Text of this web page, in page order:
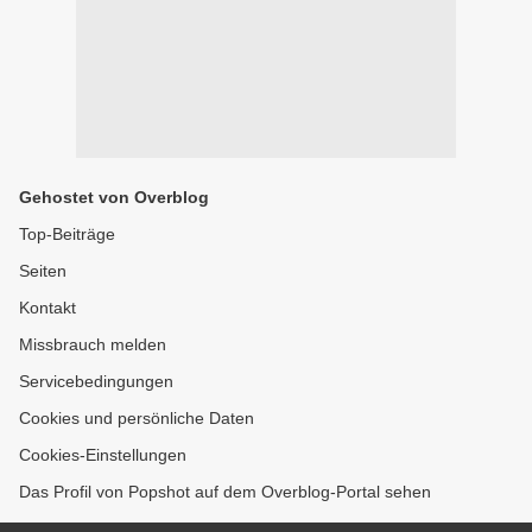
Gehostet von Overblog
Top-Beiträge
Seiten
Kontakt
Missbrauch melden
Servicebedingungen
Cookies und persönliche Daten
Cookies-Einstellungen
Das Profil von Popshot auf dem Overblog-Portal sehen